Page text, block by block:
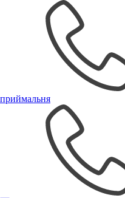
приймальня